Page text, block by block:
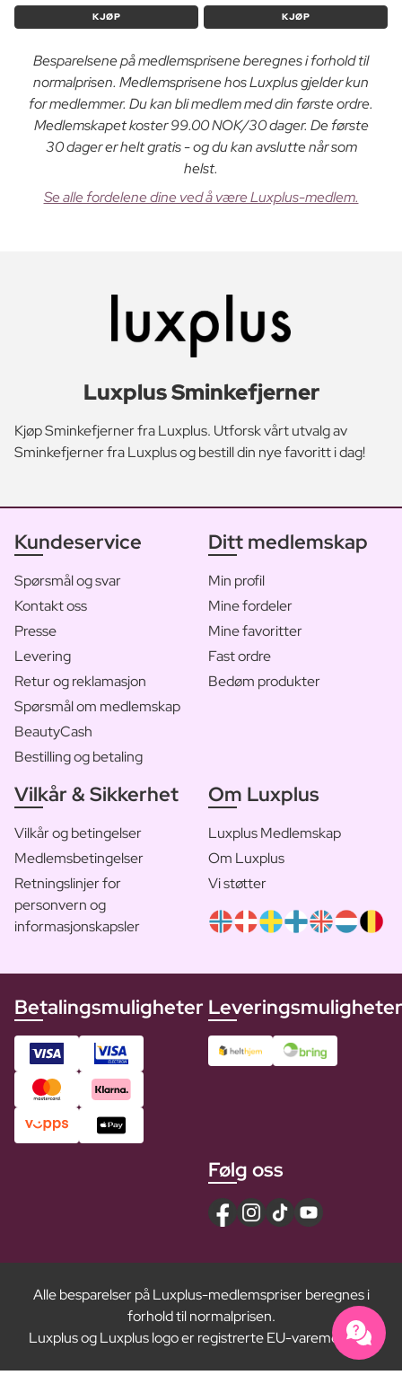
KJØP KJØP
Besparelsene på medlemsprisene beregnes i forhold til
normalprisen. Medlemsprisene hos Luxplus gjelder kun
for medlemmer. Du kan bli medlem med din første ordre.
Medlemskapet koster 99.00 NOK/30 dager. De første
30 dager er helt gratis - og du kan avslutte når som
helst.
Se alle fordelene dine ved å være Luxplus-medlem.
Luxplus Sminkefjerner
Kjøp Sminkefjerner fra Luxplus. Utforsk vårt utvalg av
Sminkefjerner fra Luxplus og bestill din nye favoritt i dag!
Kundeservice
Spørsmål og svar
Kontakt oss
Presse
Levering
Retur og reklamasjon
Spørsmål om medlemskap
BeautyCash
Bestilling og betaling
Ditt medlemskap
Min profil
Mine fordeler
Mine favoritter
Fast ordre
Bedøm produkter
Vilkår & Sikkerhet
Vilkår og betingelser
Medlemsbetingelser
Retningslinjer for
personvern og
informasjonskapsler
Om Luxplus
Luxplus Medlemskap
Om Luxplus
Vi støtter
Betalingsmuligheter Leveringsmuligheter
Følg oss
Alle besparelser på Luxplus-medlemspriser beregnes i
forhold til normalprisen.
Luxplus og Luxplus logo er registrerte EU-varemerker ®